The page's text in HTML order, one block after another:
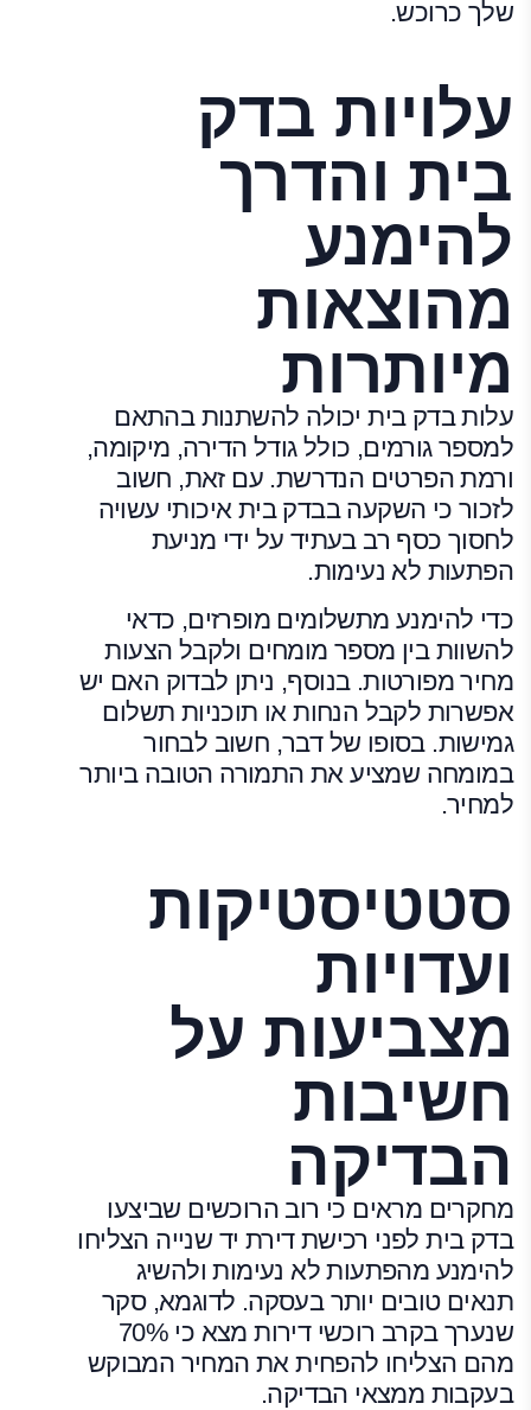
שלך כרוכש.
עלויות בדק
בית והדרך
להימנע
מהוצאות
מיותרות
עלות בדק בית יכולה להשתנות בהתאם
למספר גורמים, כולל גודל הדירה, מיקומה,
ורמת הפרטים הנדרשת. עם זאת, חשוב
לזכור כי השקעה בבדק בית איכותי עשויה
לחסוך כסף רב בעתיד על ידי מניעת
הפתעות לא נעימות.
כדי להימנע מתשלומים מופרזים, כדאי
להשוות בין מספר מומחים ולקבל הצעות
מחיר מפורטות. בנוסף, ניתן לבדוק האם יש
אפשרות לקבל הנחות או תוכניות תשלום
גמישות. בסופו של דבר, חשוב לבחור
במומחה שמציע את התמורה הטובה ביותר
למחיר.
סטטיסטיקות
ועדויות
מצביעות על
חשיבות
הבדיקה
מחקרים מראים כי רוב הרוכשים שביצעו
בדק בית לפני רכישת דירת יד שנייה הצליחו
להימנע מהפתעות לא נעימות ולהשיג
תנאים טובים יותר בעסקה. לדוגמא, סקר
שנערך בקרב רוכשי דירות מצא כי 70%
מהם הצליחו להפחית את המחיר המבוקש
בעקבות ממצאי הבדיקה.